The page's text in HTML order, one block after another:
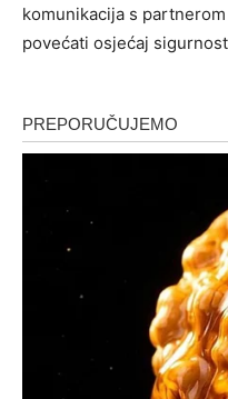
komunikacija s
povećati osjećaj